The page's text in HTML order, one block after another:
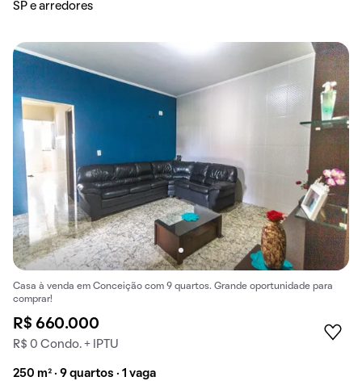
SP e arredores
Casa à venda em Conceição com 9 quartos. Grande oportunidade para
comprar!
R$ 660.000
R$ 0 Condo. + IPTU
250 m² · 9 quartos · 1 vaga